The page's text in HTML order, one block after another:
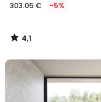
303.05 € -5%
4,1
/